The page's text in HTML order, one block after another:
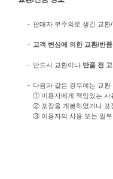
- 판매자 부주의로 생긴 교
- 고객 변심에 의한 교환/반
- 반드시 교환이나 반품 전
- 다음과 같은 경우에는 교환
① 이용자에게 책임있는 사
② 포장을 개봉하였거나 포
③ 이용자의 사용 또는 일